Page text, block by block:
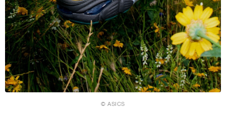
© ASICS